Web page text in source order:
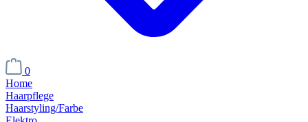
0
Home
Haarpflege
Haarstyling/Farbe